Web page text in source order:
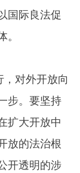
国际良法促
。
对外开放向
步。要坚持
扩大开放中
放的法治根
开透明的涉